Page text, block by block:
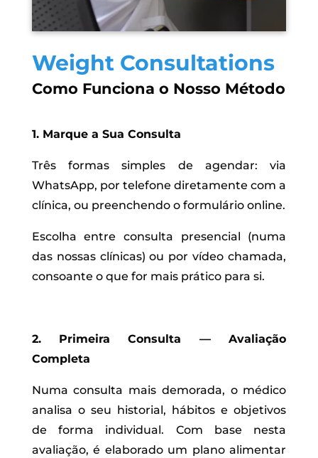
Weight Consultations
Como Funciona o Nosso Método
1. Marque a Sua Consulta
Três formas simples de agendar: via
WhatsApp, por telefone diretamente com a
clínica, ou preenchendo o formulário online.
Escolha entre consulta presencial (numa
das nossas clínicas) ou por vídeo chamada,
consoante o que for mais prático para si.
2. Primeira Consulta — Avaliação
Completa
Numa consulta mais demorada, o médico
analisa o seu historial, hábitos e objetivos
de forma individual. Com base nesta
avaliação, é elaborado um plano alimentar